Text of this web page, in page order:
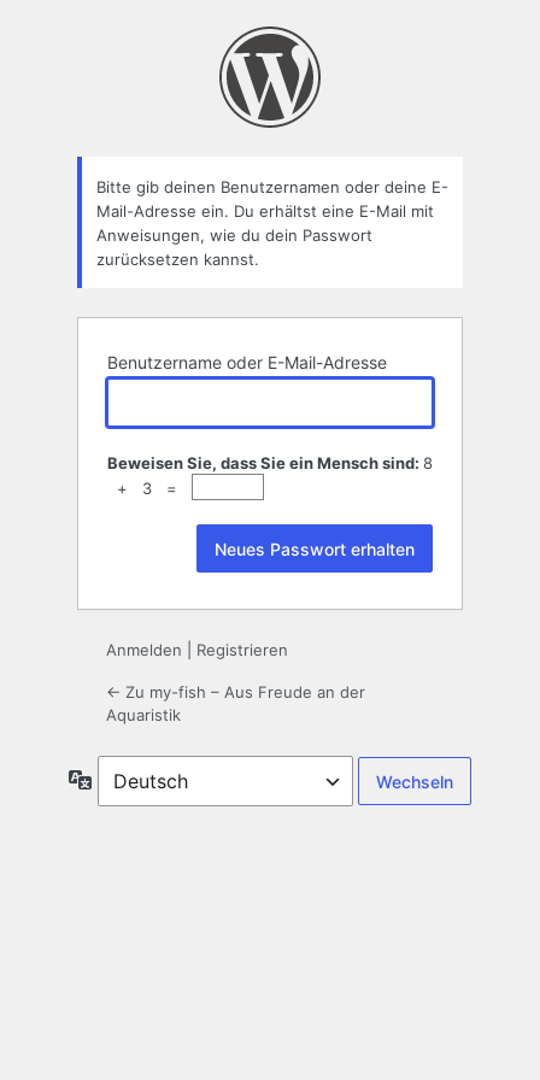
Bitte gib deinen Benutzernamen oder deine E-
Mail-Adresse ein. Du erhältst eine E-Mail mit
Anweisungen, wie du dein Passwort
zurücksetzen kannst.
Benutzername oder E-Mail-Adresse
Beweisen Sie, dass Sie ein Mensch sind: 8
+ 3 =
Anmelden Registrieren
← Zu my-fish – Aus Freude an der
Aquaristik
Sprache